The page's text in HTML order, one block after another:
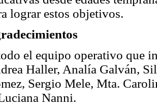
lograr estos objetivos.
el equipo operativo que
Haller, Analía Galván,
Sergio Mele, Mta.
Nanni.